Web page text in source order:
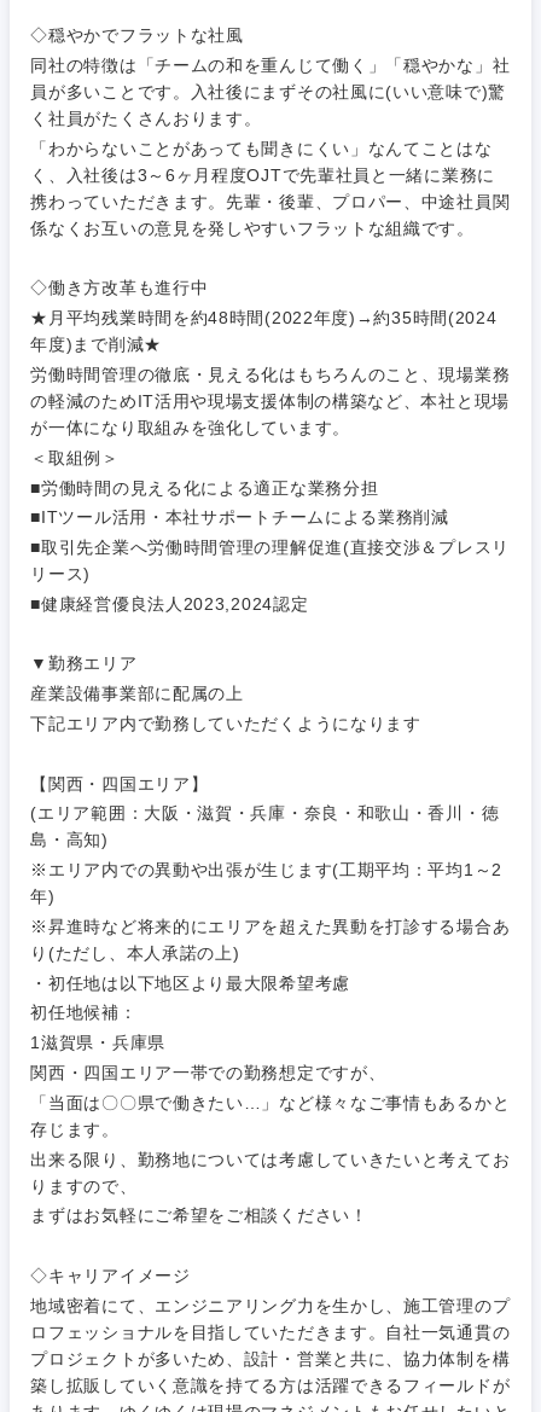
◇穏やかでフラットな社風
同社の特徴は「チームの和を重んじて働く」「穏やかな」社
員が多いことです。入社後にまずその社風に(いい意味で)驚
く社員がたくさんおります。
「わからないことがあっても聞きにくい」なんてことはな
く、入社後は3～6ヶ月程度OJTで先輩社員と一緒に業務に
携わっていただきます。先輩・後輩、プロパー、中途社員関
係なくお互いの意見を発しやすいフラットな組織です。
◇働き方改革も進行中
★月平均残業時間を約48時間(2022年度)→約35時間(2024
年度)まで削減★
労働時間管理の徹底・見える化はもちろんのこと、現場業務
の軽減のためIT活用や現場支援体制の構築など、本社と現場
が一体になり取組みを強化しています。
＜取組例＞
■労働時間の見える化による適正な業務分担
■ITツール活用・本社サポートチームによる業務削減
■取引先企業へ労働時間管理の理解促進(直接交渉＆プレスリ
リース)
■健康経営優良法人2023,2024認定
▼勤務エリア
産業設備事業部に配属の上
下記エリア内で勤務していただくようになります
【関西・四国エリア】
(エリア範囲：大阪・滋賀・兵庫・奈良・和歌山・香川・徳
島・高知)
※エリア内での異動や出張が生じます(工期平均：平均1～2
年)
※昇進時など将来的にエリアを超えた異動を打診する場合あ
り(ただし、本人承諾の上)
・初任地は以下地区より最大限希望考慮
初任地候補：
1滋賀県・兵庫県
関西・四国エリア一帯での勤務想定ですが、
「当面は〇〇県で働きたい…」など様々なご事情もあるかと
存じます。
出来る限り、勤務地については考慮していきたいと考えてお
りますので、
まずはお気軽にご希望をご相談ください！
◇キャリアイメージ
地域密着にて、エンジニアリング力を生かし、施工管理のプ
ロフェッショナルを目指していただきます。自社一気通貫の
プロジェクトが多いため、設計・営業と共に、協力体制を構
築し拡販していく意識を持てる方は活躍できるフィールドが
技術職
（モノづ
くり）
金融専門
職
メディカ
ル
不動産専
門職
建設・施
工管理
事務職
その他
事務職広告・宣伝・印刷
マスメディア
エンターテイメント
法律・特許事務所・監査法人
人材・アウトソーシング
サービス
その他
茨城県 栃木県
群馬県 埼玉県
神奈川県